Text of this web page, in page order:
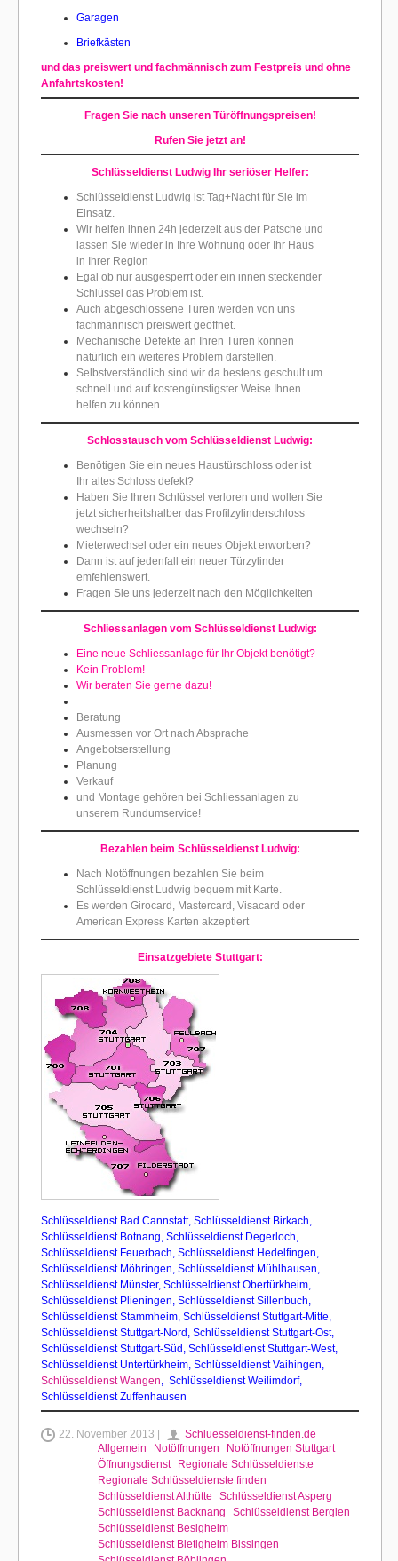
Garagen
Briefkästen
und das preiswert und fachmännisch zum Festpreis und ohne
Anfahrtskosten!
Fragen Sie nach unseren Türöffnungspreisen!
Rufen Sie jetzt an!
Schlüsseldienst Ludwig Ihr seriöser Helfer:
Schlüsseldienst Ludwig ist Tag+Nacht für Sie im
Einsatz.
Wir helfen ihnen 24h jederzeit aus der Patsche und
lassen Sie wieder in Ihre Wohnung oder Ihr Haus
in Ihrer Region
Egal ob nur ausgesperrt oder ein innen steckender
Schlüssel das Problem ist.
Auch abgeschlossene Türen werden von uns
fachmännisch preiswert geöffnet.
Mechanische Defekte an Ihren Türen können
natürlich ein weiteres Problem darstellen.
Selbstverständlich sind wir da bestens geschult um
schnell und auf kostengünstigster Weise Ihnen
helfen zu können
Schlosstausch vom Schlüsseldienst Ludwig:
Benötigen Sie ein neues Haustürschloss oder ist
Ihr altes Schloss defekt?
Haben Sie Ihren Schlüssel verloren und wollen Sie
jetzt sicherheitshalber das Profilzylinderschloss
wechseln?
Mieterwechsel oder ein neues Objekt erworben?
Dann ist auf jedenfall ein neuer Türzylinder
emfehlenswert.
Fragen Sie uns jederzeit nach den Möglichkeiten
Schliessanlagen vom Schlüsseldienst Ludwig:
Eine neue Schliessanlage für Ihr Objekt benötigt?
Kein Problem!
Wir beraten Sie gerne dazu!
Beratung
Ausmessen vor Ort nach Absprache
Angebotserstellung
Planung
Verkauf
und Montage gehören bei Schliessanlagen zu
unserem Rundumservice!
Bezahlen beim Schlüsseldienst Ludwig:
Nach Notöffnungen bezahlen Sie beim
Schlüsseldienst Ludwig bequem mit Karte.
Es werden Girocard, Mastercard, Visacard oder
American Express Karten akzeptiert
Einsatzgebiete Stuttgart:
Schlüsseldienst Bad Cannstatt, Schlüsseldienst Birkach,
Schlüsseldienst Botnang, Schlüsseldienst Degerloch,
Schlüsseldienst Feuerbach, Schlüsseldienst Hedelfingen,
Schlüsseldienst Möhringen, Schlüsseldienst Mühlhausen,
Schlüsseldienst Münster, Schlüsseldienst Obertürkheim,
Schlüsseldienst Plieningen, Schlüsseldienst Sillenbuch,
Schlüsseldienst Stammheim, Schlüsseldienst Stuttgart-Mitte,
Schlüsseldienst Stuttgart-Nord , Schlüsseldienst Stuttgart-Ost,
Schlüsseldienst Stuttgart-Süd, Schlüsseldienst Stuttgart-West,
Schlüsseldienst Untertürkheim, Schlüsseldienst Vaihingen,
Schlüsseldienst Wangen, Schlüsseldienst Weilimdorf,
Schlüsseldienst Zuffenhausen
22. November 2013 |
Schluesseldienst-finden.de
Allgemein
Notöffnungen
Notöffnungen Stuttgart
Öffnungsdienst
Regionale Schlüsseldienste
Regionale Schlüsseldienste finden
Schlüsseldienst Althütte
Schlüsseldienst Asperg
Schlüsseldienst Backnang
Schlüsseldienst Berglen
Schlüsseldienst Besigheim
Schlüsseldienst Bietigheim Bissingen